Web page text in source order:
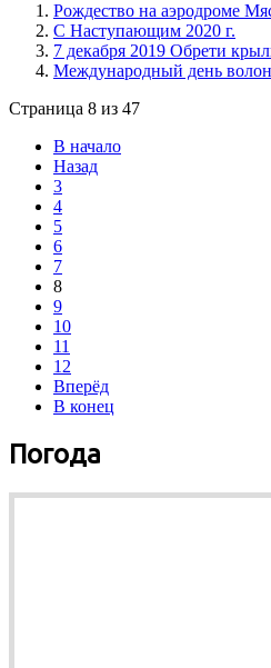
Рождество на аэродроме
С Наступающим 2020 г.
7 декабря 2019 Обрети
Международный день
Страница 8 из 47
В начало
Назад
3
4
5
6
7
8
9
10
11
12
Вперёд
В конец
Погода